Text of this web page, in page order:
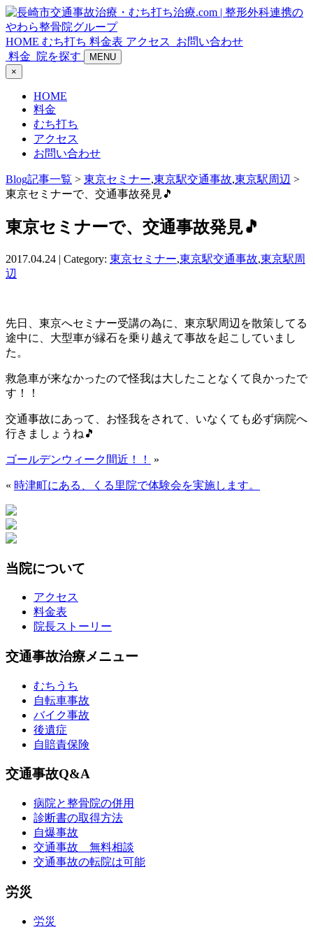
HOME むち打ち 料金表 アクセス
お問い合わせ
料金
院を探す
MENU
×
HOME
料金
むち打ち
アクセス
お問い合わせ
Blog記事一覧 > 東京セミナー,東京駅交通事故,東京駅周辺 >
東京セミナーで、交通事故発見🎵
東京セミナーで、交通事故発見🎵
2017.04.24 | Category: 東京セミナー,東京駅交通事故,東京駅周
辺
先日、東京へセミナー受講の為に、東京駅周辺を散策してる
途中に、大型車が縁石を乗り越えて事故を起こしていまし
た。
救急車が来なかったので怪我は大したことなくて良かったで
す！！
交通事故にあって、お怪我をされて、いなくても必ず病院へ
行きましょうね🎵
ゴールデンウィーク間近！！ »
« 時津町にある、くる里院で体験会を実施します。
当院について
アクセス
料金表
院長ストーリー
交通事故治療メニュー
むちうち
自転車事故
バイク事故
後遺症
自賠責保険
交通事故Q&A
病院と整骨院の併用
診断書の取得方法
自爆事故
交通事故 無料相談
交通事故の転院は可能
労災
労災